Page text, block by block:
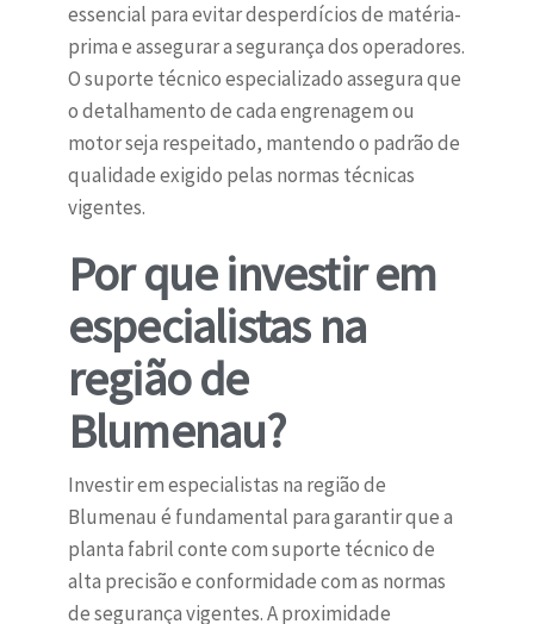
essencial para evitar desperdícios de matéria-
prima e assegurar a segurança dos operadores.
O suporte técnico especializado assegura que
o detalhamento de cada engrenagem ou
motor seja respeitado, mantendo o padrão de
qualidade exigido pelas normas técnicas
vigentes.
Por que investir em
especialistas na
região de
Blumenau?
Investir em especialistas na região de
Blumenau é fundamental para garantir que a
planta fabril conte com suporte técnico de
alta precisão e conformidade com as normas
de segurança vigentes. A proximidade